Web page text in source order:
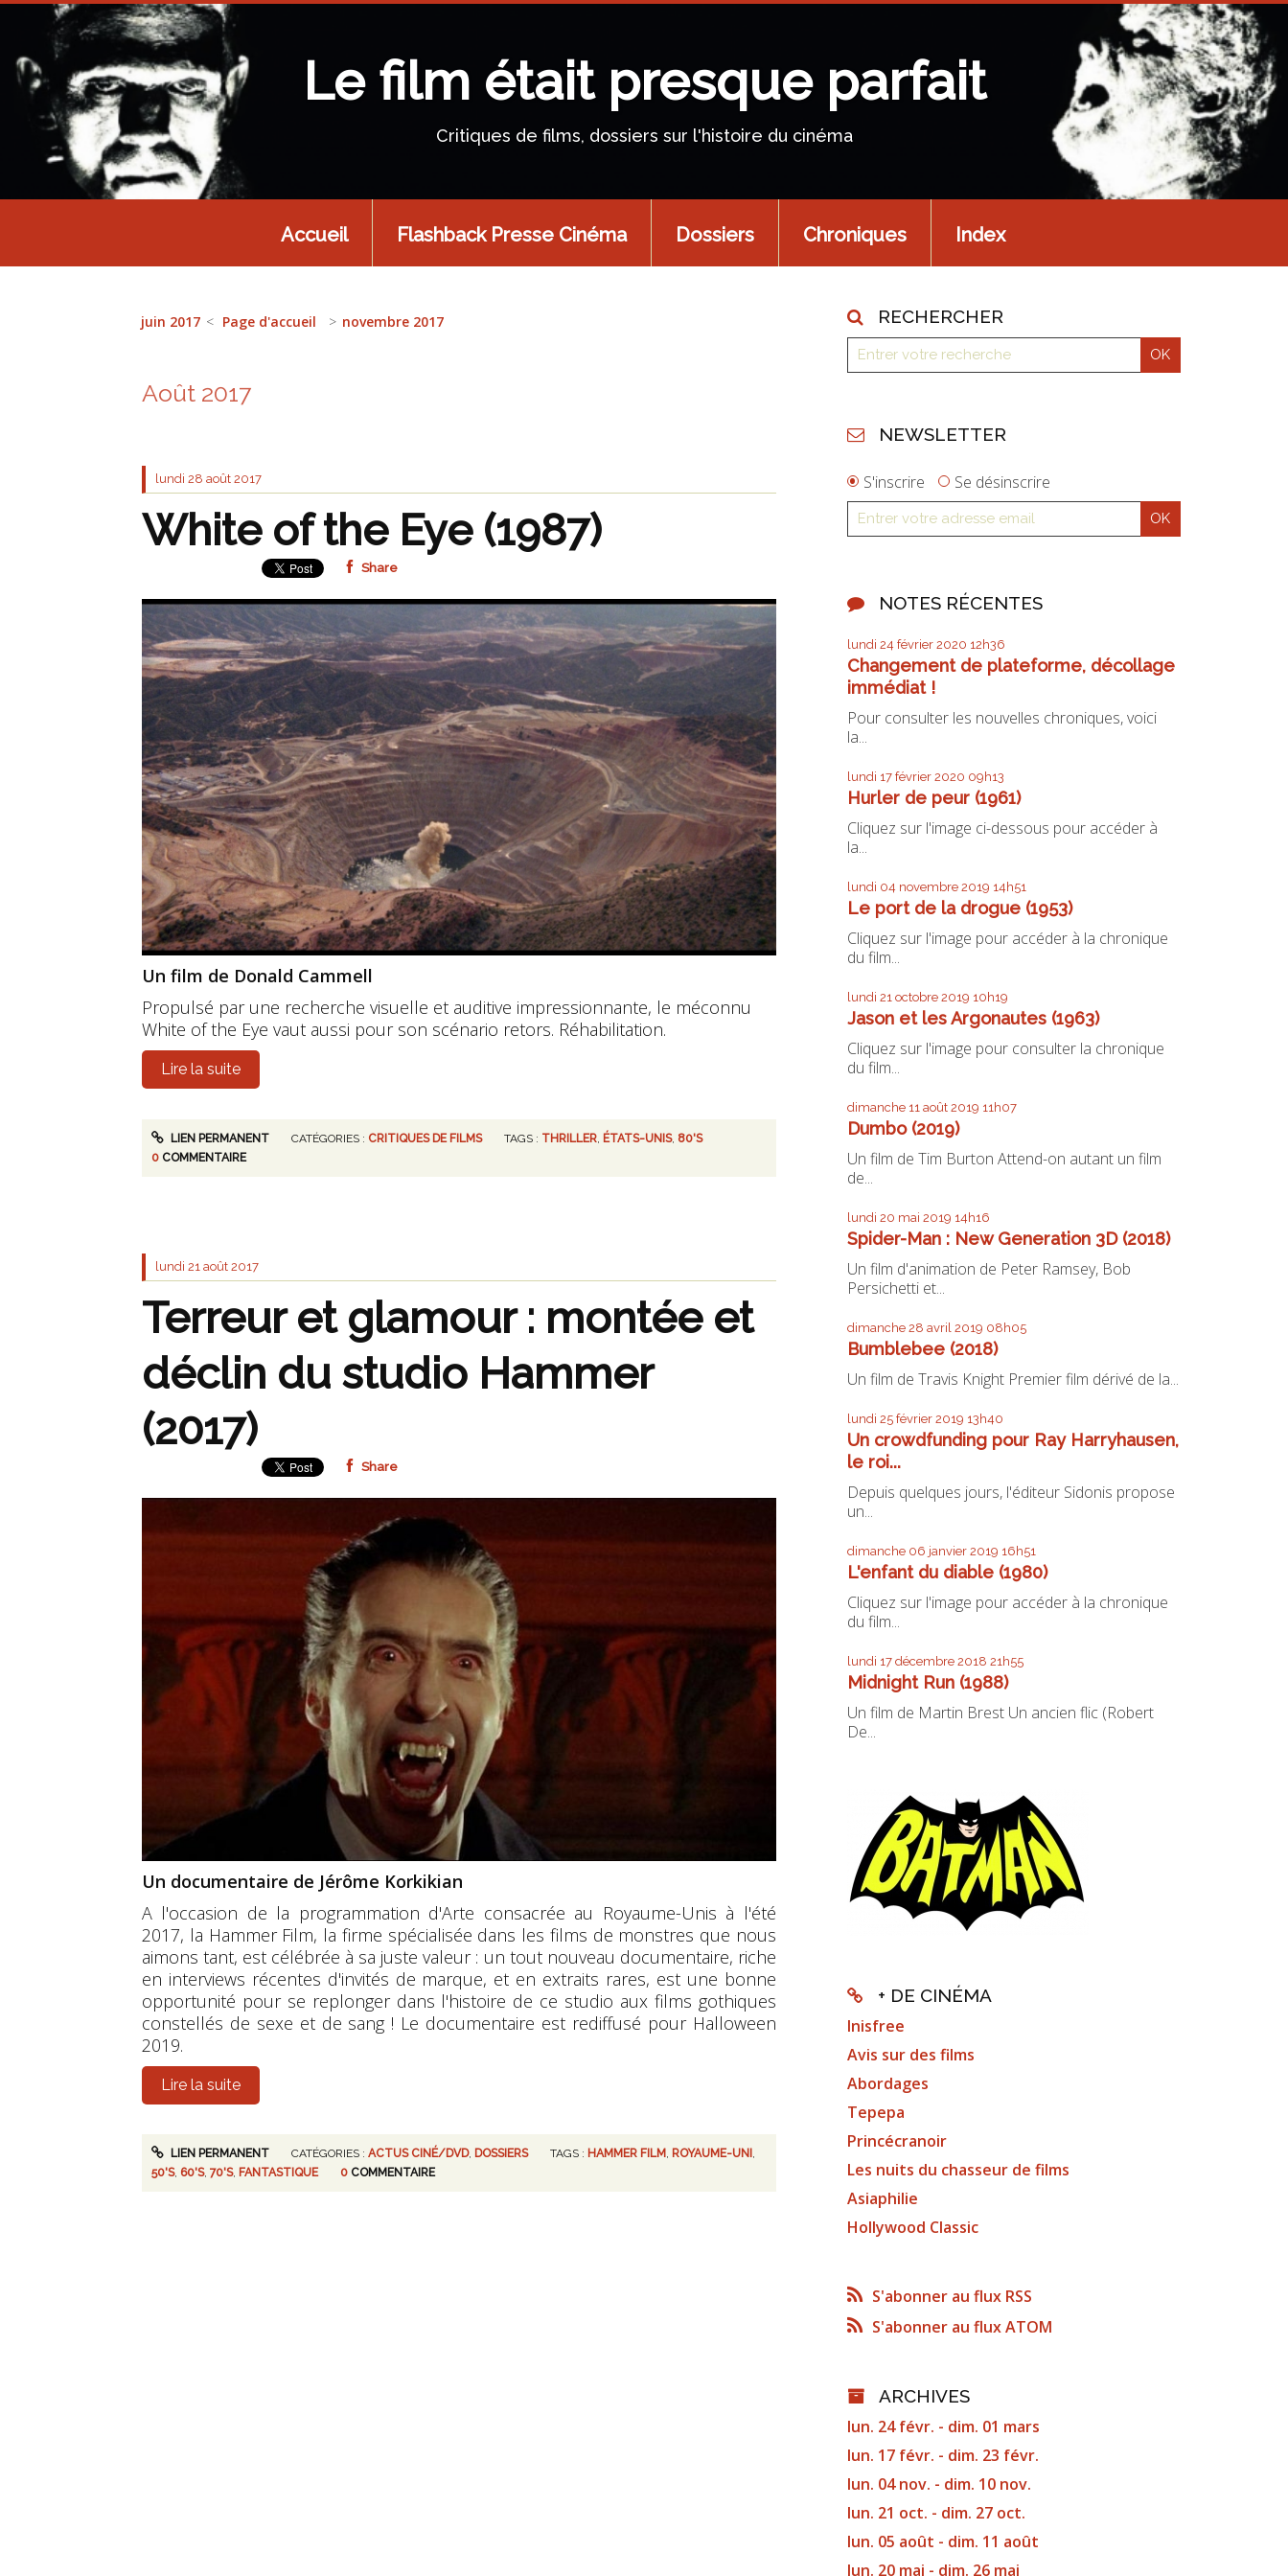
Le film était presque parfait
Critiques de films, dossiers sur l'histoire du cinéma
Accueil Flashback Presse Cinéma Dossiers Chroniques Index
juin 2017 Page d'accueil novembre 2017
Août 2017
lundi 28 août 2017
White of the Eye (1987)
Share
Un film de Donald Cammell
Propulsé par une recherche visuelle et auditive impressionnante, le méconnu
White of the Eye vaut aussi pour son scénario retors. Réhabilitation.
Lire la suite
LIEN PERMANENT CATÉGORIES : CRITIQUES DE FILMS TAGS : THRILLER ÉTATS-UNIS, 80'S
0 COMMENTAIRE
lundi 21 août 2017
Terreur et glamour : montée et
déclin du studio Hammer
(2017)
Share
Un documentaire de Jérôme Korkikian
A l'occasion de la programmation d'Arte consacrée au Royaume-Unis à l'été
2017, la Hammer Film, la firme spécialisée dans les films de monstres que nous
aimons tant, est célébrée à sa juste valeur : un tout nouveau documentaire, riche
en interviews récentes d'invités de marque, et en extraits rares, est une bonne
opportunité pour se replonger dans l'histoire de ce studio aux films gothiques
constellés de sexe et de sang ! Le documentaire est rediffusé pour Halloween
2019.
Lire la suite
LIEN PERMANENT CATÉGORIES :ACTUS CINÉ/DVD, DOSSIERS TAGS : HAMMER FILM , ROYAUME-UNI ,
50'S, 60'S, 70'S, FANTASTIQUE 0 COMMENTAIRE
RECHERCHER
NEWSLETTER
S'inscrire Se désinscrire
NOTES RÉCENTES
lundi 24 février 2020 12h36
Changement de plateforme, décollage
immédiat !
Pour consulter les nouvelles chroniques, voici
la...
lundi 17 février 2020 09h13
Hurler de peur (1961)
Cliquez sur l'image ci-dessous pour accéder à
la...
lundi 04 novembre 2019 14h51
Le port de la drogue (1953)
Cliquez sur l'image pour accéder à la chronique
du film...
lundi 21 octobre 2019 10h19
Jason et les Argonautes (1963)
Cliquez sur l'image pour consulter la chronique
du film...
dimanche 11 août 2019 11h07
Dumbo (2019)
Un film de Tim Burton Attend-on autant un film
de...
lundi 20 mai 2019 14h16
Spider-Man : New Generation 3D (2018)
Un film d'animation de Peter Ramsey, Bob
Persichetti et...
dimanche 28 avril 2019 08h05
Bumblebee (2018)
Un film de Travis Knight Premier film dérivé de la...
lundi 25 février 2019 13h40
Un crowdfunding pour Ray Harryhausen,
le roi...
Depuis quelques jours, l'éditeur Sidonis propose
un...
dimanche 06 janvier 2019 16h51
L'enfant du diable (1980)
Cliquez sur l'image pour accéder à la chronique
du film...
lundi 17 décembre 2018 21h55
Midnight Run (1988)
Un film de Martin Brest Un ancien flic (Robert
De...
+ DE CINÉMA
Inisfree
Avis sur des films
Abordages
Tepepa
Princécranoir
Les nuits du chasseur de films
Asiaphilie
Hollywood Classic
S'abonner au flux RSS
S'abonner au flux ATOM
ARCHIVES
lun. 24 févr. - dim. 01 mars
lun. 17 févr. - dim. 23 févr.
lun. 04 nov. - dim. 10 nov.
lun. 21 oct. - dim. 27 oct.
lun. 05 août - dim. 11 août
lun. 20 mai - dim. 26 mai